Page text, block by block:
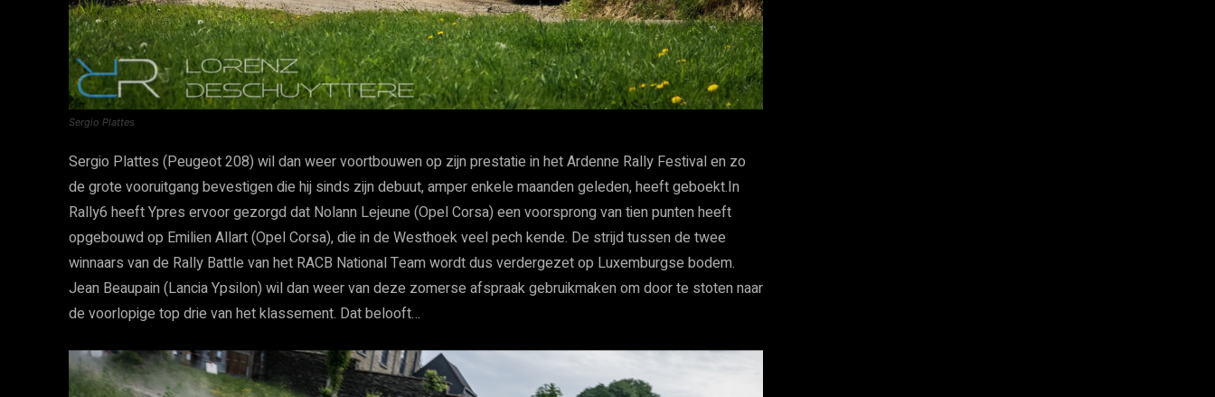
Sergio Plattes
Sergio Plattes (Peugeot 208) wil dan weer voortbouwen op zijn prestatie in het Ardenne Rally Festival en zo
de grote vooruitgang bevestigen die hij sinds zijn debuut, amper enkele maanden geleden, heeft geboekt.In
Rally6 heeft Ypres ervoor gezorgd dat Nolann Lejeune (Opel Corsa) een voorsprong van tien punten heeft
opgebouwd op Emilien Allart (Opel Corsa), die in de Westhoek veel pech kende. De strijd tussen de twee
winnaars van de Rally Battle van het RACB National Team wordt dus verdergezet op Luxemburgse bodem.
Jean Beaupain (Lancia Ypsilon) wil dan weer van deze zomerse afspraak gebruikmaken om door te stoten naar
de voorlopige top drie van het klassement. Dat belooft…